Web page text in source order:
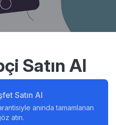
Satın Al
Satın Al
anında tamamlanan
atın.